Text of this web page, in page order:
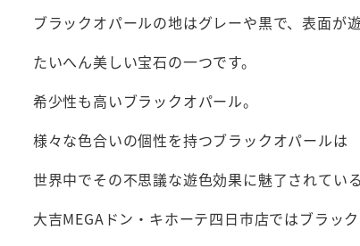
ブラックオパールの地はグレーや黒で、表面が
たいへん美しい宝石の一つです。
希少性も高いブラックオパール。
様々な色合いの個性を持つブラックオパールは
世界中でその不思議な遊色効果に魅了されている
大吉MEGAドン・キホーテ四日市店ではブラッ